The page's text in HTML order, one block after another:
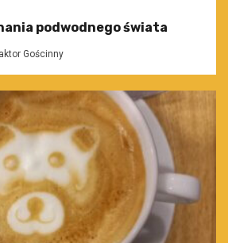
podwodnego świata
Gościnny